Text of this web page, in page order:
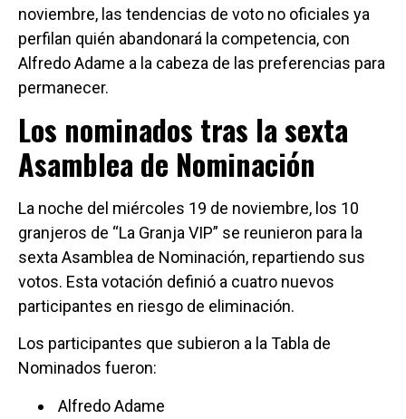
noviembre, las tendencias de voto no oficiales ya
perfilan quién abandonará la competencia, con
Alfredo Adame a la cabeza de las preferencias para
permanecer.
Los nominados tras la sexta
Asamblea de Nominación
La noche del miércoles 19 de noviembre, los 10
granjeros de “La Granja VIP” se reunieron para la
sexta Asamblea de Nominación, repartiendo sus
votos. Esta votación definió a cuatro nuevos
participantes en riesgo de eliminación.
Los participantes que subieron a la Tabla de
Nominados fueron:
Alfredo Adame